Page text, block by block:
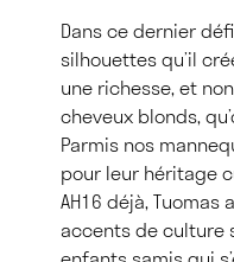
Dans ce dernier
silhouettes qu’il
une richesse, et
cheveux blonds,
Parmis nos
pour leur héritage
AH16 déjà,
accents de culture